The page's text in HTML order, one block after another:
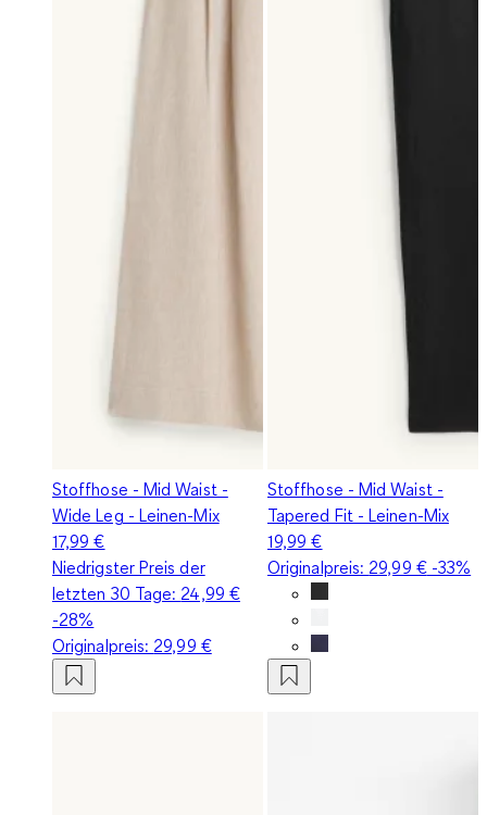
Stoffhose - Mid Waist -
Wide Leg - Leinen-Mix
17,99 €
Niedrigster Preis der
letzten 30 Tage: 24,99 €
-28%
Originalpreis: 29,99 €
Stoffhose - Mid Waist -
Tapered Fit - Leinen-Mix
19,99 €
Originalpreis: 29,99 €-33%